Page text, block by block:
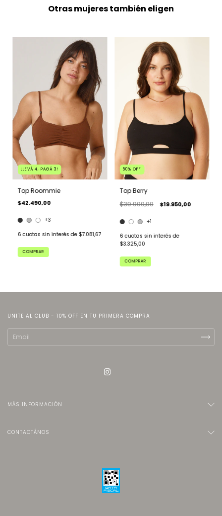
Otras mujeres también eligen
LLEVÁ 4, PAGÁ 3!
Top Roommie
$42.490,00
+3
6 cuotas sin interés de $7.081,67
COMPRAR
50%OFF
Top Berry
$39.900,00
$19.950,00
+1
6 cuotas sin interés de
$3.325,00
COMPRAR
UNITE AL CLUB - 10% OFF EN TU PRIMERA COMPRA
MÁS INFORMACIÓN
CONTACTÁNOS